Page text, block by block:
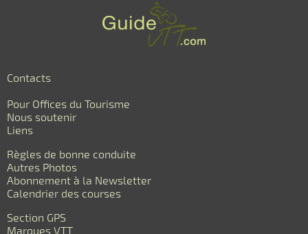
Contacts
Pour Offices du Tourisme
Nous soutenir
Liens
Règles de bonne conduite
Autres Photos
Abonnement à la Newsletter
Calendrier des courses
Section GPS
Marques VTT